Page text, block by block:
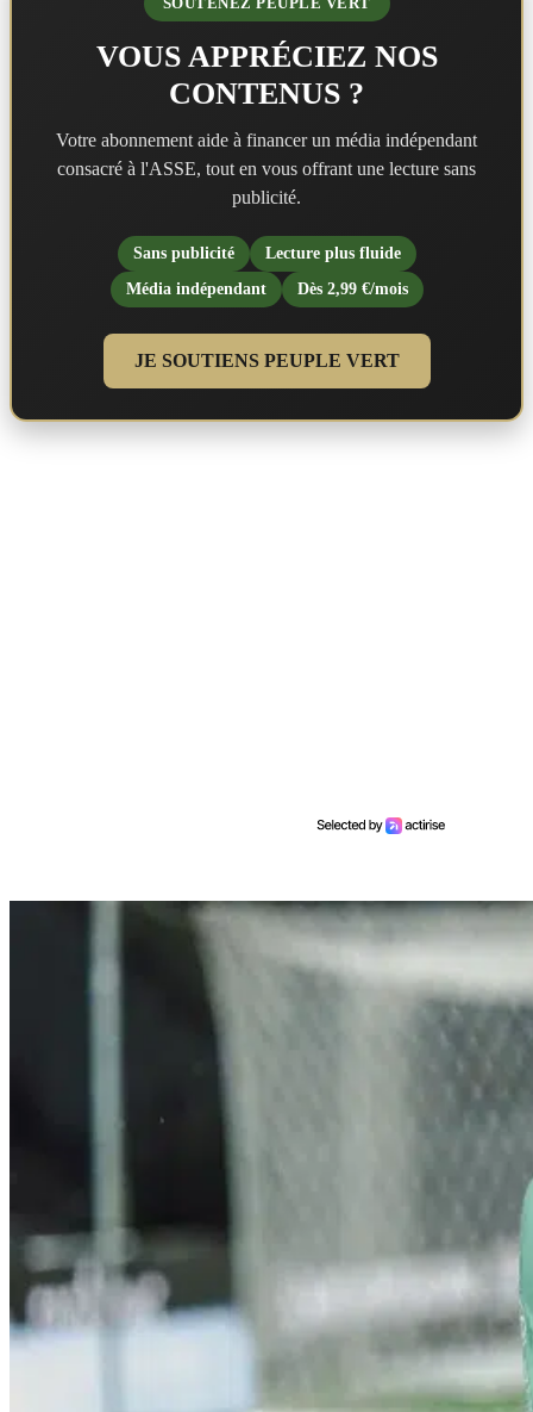
VOUS APPRÉCIEZ NOS
CONTENUS ?
Votre abonnement aide à financer un média indépendant
consacré à l'ASSE, tout en vous offrant une lecture sans
publicité.
Sans publicité
Lecture plus fluide
Média indépendant
Dès 2,99 €/mois
JE SOUTIENS PEUPLE VERT